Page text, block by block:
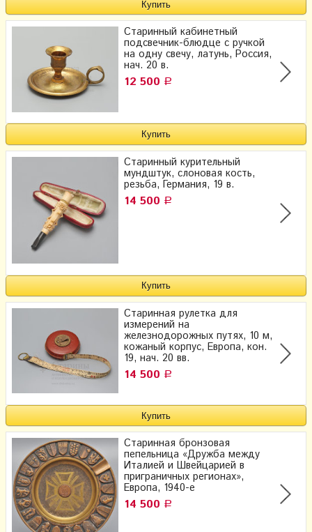
Старинный кабинетный
подсвечник-блюдце с ручкой
на одну свечу, латунь, Россия,
нач. 20 в.
12 500 Р
Старинный курительный
мундштук, слоновая кость,
резьба, Германия, 19 в.
14 500 Р
Старинная рулетка для
измерений на
железнодорожных путях, 10 м,
кожаный корпус, Европа, кон.
19, нач. 20 вв.
14 500 Р
Старинная бронзовая
пепельница «Дружба между
Италией и Швейцарией в
приграничных регионах»,
Европа, 1940-е
14 500 Р